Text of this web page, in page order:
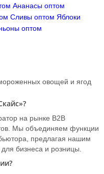
Ананасы оптом
Сливы оптом Яблоки
оптом
овощей и ягод
на рынке B2B
Мы объединяем функции
предлагая нашим
бизнеса и розницы.